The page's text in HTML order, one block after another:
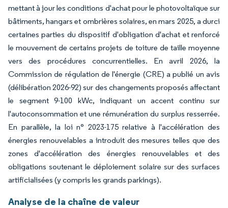
mettant à jour les conditions d'achat pour le photovoltaïque sur
bâtiments, hangars et ombrières solaires, en mars 2025, a durci
certaines parties du dispositif d'obligation d'achat et renforcé
le mouvement de certains projets de toiture de taille moyenne
vers des procédures concurrentielles. En avril 2026, la
Commission de régulation de l'énergie (CRE) a publié un avis
(délibération 2026-92) sur des changements proposés affectant
le segment 9-100 kWc, indiquant un accent continu sur
l'autoconsommation et une rémunération du surplus resserrée.
En parallèle, la loi n° 2023-175 relative à l'accélération des
énergies renouvelables a introduit des mesures telles que des
zones d'accélération des énergies renouvelables et des
obligations soutenant le déploiement solaire sur des surfaces
artificialisées (y compris les grands parkings).
Analyse de la chaîne de valeur